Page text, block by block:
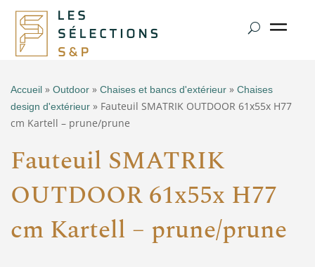
Accueil » Outdoor » Chaises et bancs d'extérieur » Chaises
design d'extérieur » Fauteuil SMATRIK OUTDOOR 61x55x H77
cm Kartell – prune/prune
Fauteuil SMATRIK
OUTDOOR 61x55x H77
cm Kartell – prune/prune